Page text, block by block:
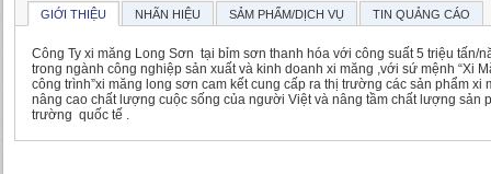
GIỚI THIỆU NHÃN HIỆU SẢM PHẨM/DỊCH VỤ TIN QUẢNG CÁO
Công Ty xi măng Long Sơn tại bỉm sơn thanh hóa với công suất 5 triệu tấn/
trong ngành công nghiệp sản xuất và kinh doanh xi măng ,với sứ mệnh “Xi
công trình”xi măng long sơn cam kết cung cấp ra thị trường các sản phẩm
nâng cao chất lượng cuộc sống của người Việt và nâng tầm chất lượng sản
trường quốc tế .